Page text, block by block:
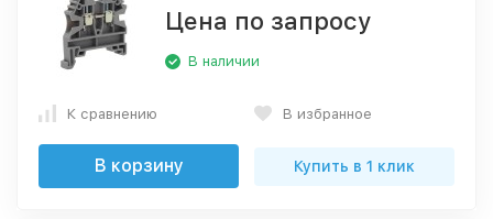
Цена по запросу
В наличии
К сравнению В избранное
В корзину Купить в 1 клик